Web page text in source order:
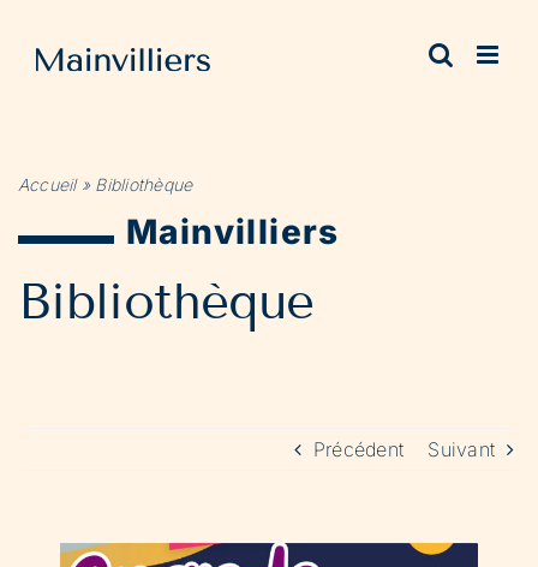
contenu
Accueil» Bibliothèque
Mainvilliers
Bibliothèque
Précédent Suivant